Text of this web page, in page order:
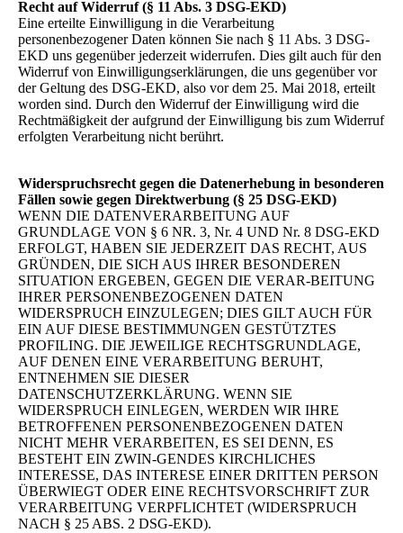
Recht auf Widerruf (§ 11 Abs. 3 DSG-EKD)
Eine erteilte Einwilligung in die Verarbeitung
personenbezogener Daten können Sie nach § 11 Abs. 3 DSG-
EKD uns gegenüber jederzeit widerrufen. Dies gilt auch für den
Widerruf von Einwilligungserklärungen, die uns gegenüber vor
der Geltung des DSG-EKD, also vor dem 25. Mai 2018, erteilt
worden sind. Durch den Widerruf der Einwilligung wird die
Rechtmäßigkeit der aufgrund der Einwilligung bis zum Widerruf
erfolgten Verarbeitung nicht berührt.
Widerspruchsrecht gegen die Datenerhebung in besonderen
Fällen sowie gegen Direktwerbung (§ 25 DSG-EKD)
WENN DIE DATENVERARBEITUNG AUF
GRUNDLAGE VON § 6 NR. 3, Nr. 4 UND Nr. 8 DSG-EKD
ERFOLGT, HABEN SIE JEDERZEIT DAS RECHT, AUS
GRÜNDEN, DIE SICH AUS IHRER BESONDEREN
SITUATION ERGEBEN, GEGEN DIE VERAR-BEITUNG
IHRER PERSONENBEZOGENEN DATEN
WIDERSPRUCH EINZULEGEN; DIES GILT AUCH FÜR
EIN AUF DIESE BESTIMMUNGEN GESTÜTZTES
PROFILING. DIE JEWEILIGE RECHTSGRUNDLAGE,
AUF DENEN EINE VERARBEITUNG BERUHT,
ENTNEHMEN SIE DIESER
DATENSCHUTZERKLÄRUNG. WENN SIE
WIDERSPRUCH EINLEGEN, WERDEN WIR IHRE
BETROFFENEN PERSONENBEZOGENEN DATEN
NICHT MEHR VERARBEITEN, ES SEI DENN, ES
BESTEHT EIN ZWIN-GENDES KIRCHLICHES
INTERESSE, DAS INTERESE EINER DRITTEN PERSON
ÜBERWIEGT ODER EINE RECHTSVORSCHRIFT ZUR
VERARBEITUNG VERPFLICHTET (WIDERSPRUCH
NACH § 25 ABS. 2 DSG-EKD).